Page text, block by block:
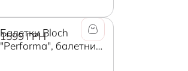
1599 ГРН
Балетки Bloch
"Performa", балетний